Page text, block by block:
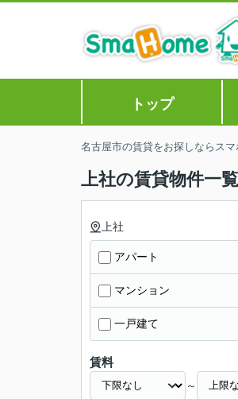
トップ
名古屋市の賃貸をお探しならスマ
上社の賃貸物件一覧
上社
アパート
マンション
一戸建て
賃料
～